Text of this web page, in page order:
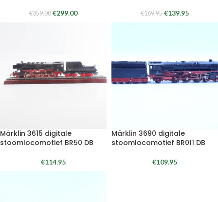
€359.00 €299.00 €169.95 €139.95
Märklin 3615 digitale
stoomlocomotief BR50 DB
€114.95
Märklin 3690 digitale
stoomlocomotief BR011 DB
€109.95